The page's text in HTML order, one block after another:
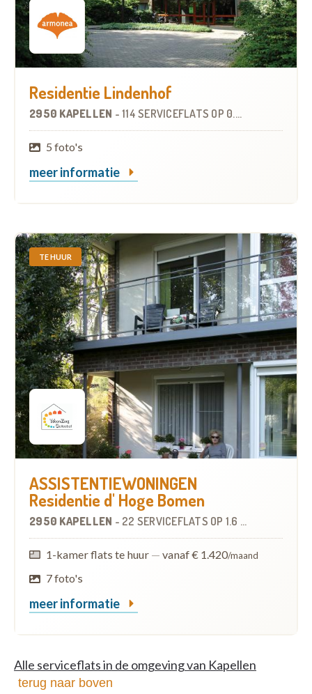
Residentie Lindenhof
2950 KAPELLEN - 114 SERVICEFLATS OP 0.5 KM
5 foto's
meer informatie
TE HUUR
ASSISTENTIEWONINGEN
Residentie d' Hoge Bomen
2950 KAPELLEN - 22 SERVICEFLATS OP 1.6 KM
1-kamer flats te huur — vanaf € 1.420/maand
7 foto's
meer informatie
Alle serviceflats in de omgeving van Kapellen
terug naar boven